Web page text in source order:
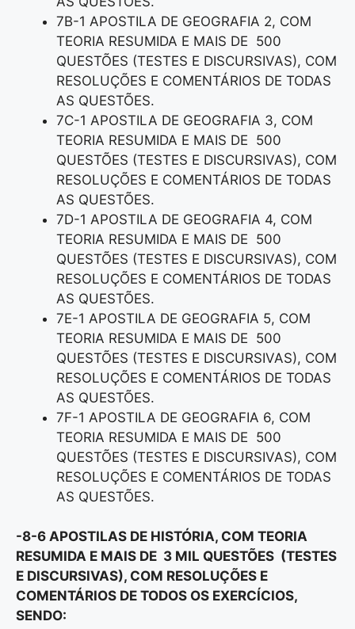
7B-1 APOSTILA DE GEOGRAFIA 2, COM
TEORIA RESUMIDA E MAIS DE 500
QUESTÕES (TESTES E DISCURSIVAS), COM
RESOLUÇÕES E COMENTÁRIOS DE TODAS
AS QUESTÕES.
7C-1 APOSTILA DE GEOGRAFIA 3, COM
TEORIA RESUMIDA E MAIS DE 500
QUESTÕES (TESTES E DISCURSIVAS), COM
RESOLUÇÕES E COMENTÁRIOS DE TODAS
AS QUESTÕES.
7D-1 APOSTILA DE GEOGRAFIA 4, COM
TEORIA RESUMIDA E MAIS DE 500
QUESTÕES (TESTES E DISCURSIVAS), COM
RESOLUÇÕES E COMENTÁRIOS DE TODAS
AS QUESTÕES.
7E-1 APOSTILA DE GEOGRAFIA 5, COM
TEORIA RESUMIDA E MAIS DE 500
QUESTÕES (TESTES E DISCURSIVAS), COM
RESOLUÇÕES E COMENTÁRIOS DE TODAS
AS QUESTÕES.
7F-1 APOSTILA DE GEOGRAFIA 6, COM
TEORIA RESUMIDA E MAIS DE 500
QUESTÕES (TESTES E DISCURSIVAS), COM
RESOLUÇÕES E COMENTÁRIOS DE TODAS
AS QUESTÕES.
-8-6 APOSTILAS DE HISTÓRIA, COM TEORIA
RESUMIDA E MAIS DE 3 MIL QUESTÕES (TESTES
E DISCURSIVAS), COM RESOLUÇÕES E
COMENTÁRIOS DE TODOS OS EXERCÍCIOS,
SENDO: